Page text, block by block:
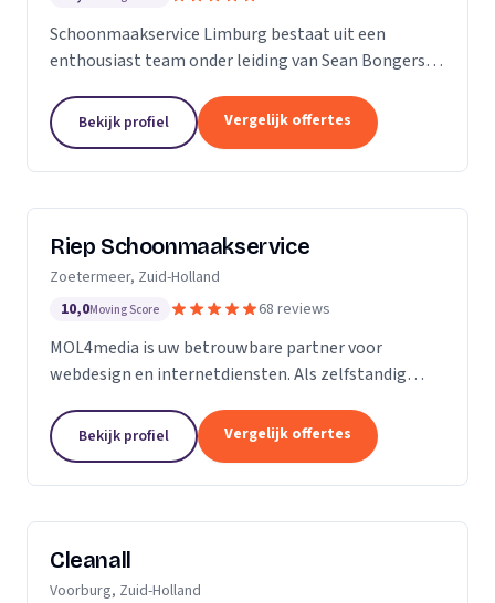
Schoonmaakservice Limburg bestaat uit een
enthousiast team onder leiding van Sean Bongers,
een aantal jaren in de schoonmaakbranche
werkzaam te...
Bekijk profiel Vergelijk offertes
Riep Schoonmaakservice
Zoetermeer, Zuid-Holland
10,0Moving Score 68 reviews
MOL4media is uw betrouwbare partner voor
webdesign en internetdiensten. Als zelfstandig
Content Management Systeem Joomla, zet ik, Ton
van der Helm,...
Bekijk profiel Vergelijk offertes
Cleanall
Voorburg, Zuid-Holland